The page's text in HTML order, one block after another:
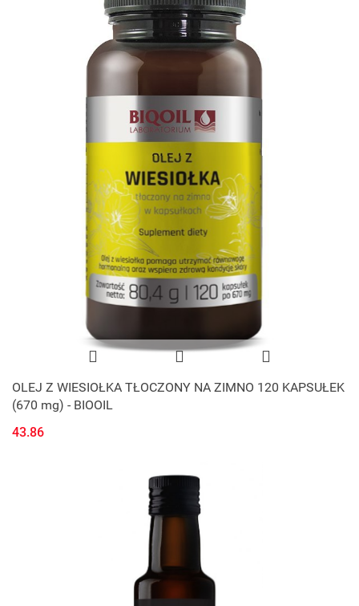
OLEJ Z WIESIOŁKA TŁOCZONY NA ZIMNO 120 KAPSUŁEK
(670 mg) - BIOOIL
43.86